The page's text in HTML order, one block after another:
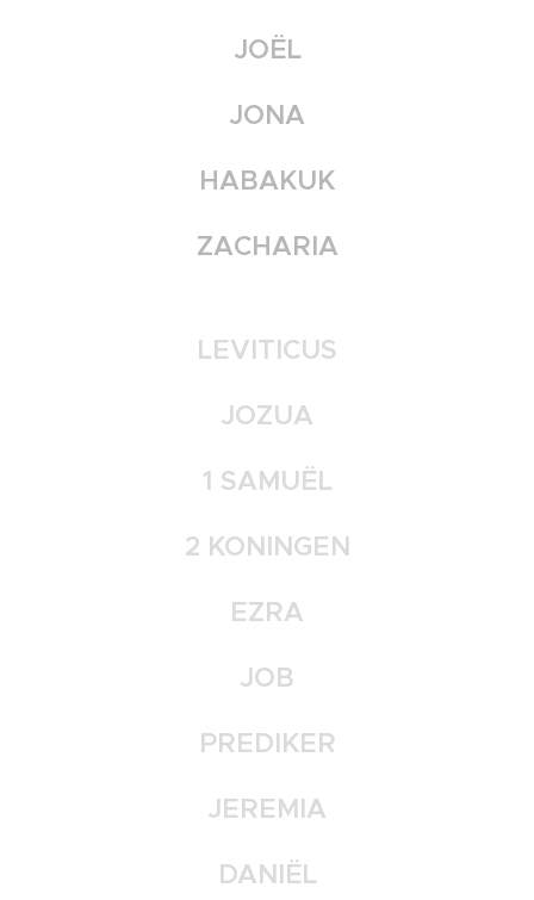
JOËL
JONA
HABAKUK
ZACHARIA
LEVITICUS
JOZUA
1 SAMUËL
2 KONINGEN
EZRA
JOB
PREDIKER
JEREMIA
DANIËL